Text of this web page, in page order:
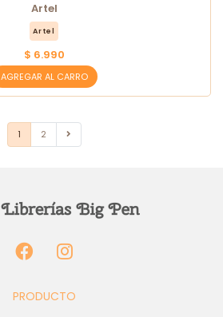
Artel
Artel
$ 6.990
AGREGAR AL CARRO
1 2
PRODUCTO